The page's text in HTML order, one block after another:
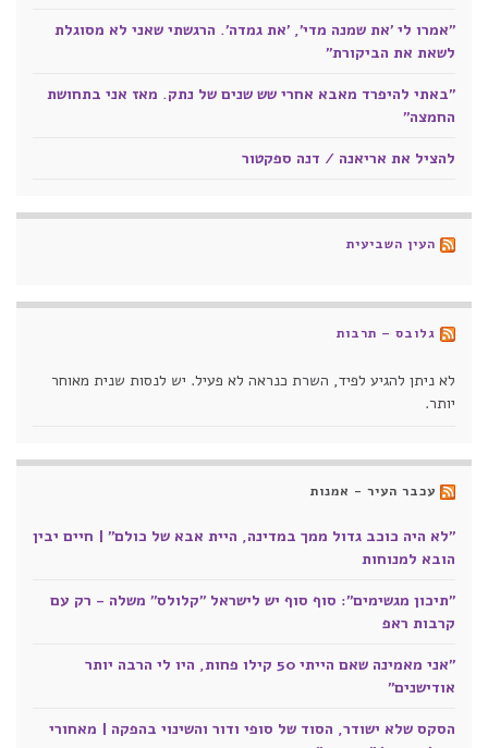
"אמרו לי 'את שמנה מדי', 'את גמדה'. הרגשתי שאני לא מסוגלת
לשאת את הביקורת"
"באתי להיפרד מאבא אחרי שש שנים של נתק. מאז אני בתחושת
החמצה"
להציל את אריאנה / דנה ספקטור
העין השביעית
גלובס – תרבות
לא ניתן להגיע לפיד, השרת כנראה לא פעיל. יש לנסות שנית מאוחר
יותר.
עכבר העיר - אמנות
"לא היה כוכב גדול ממך במדינה, היית אבא של כולם" | חיים יבין
הובא למנוחות
"תיכון מגשימים": סוף סוף יש לישראל "קלולס" משלה - רק עם
קרבות ראפ
"אני מאמינה שאם הייתי 50 קילו פחות, היו לי הרבה יותר
אודישנים"
הסקס שלא ישודר, הסוד של סופי ודור והשינוי בהפקה | מאחורי